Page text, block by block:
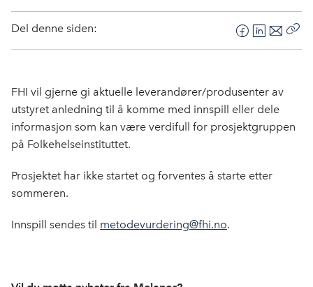
Del denne siden:
F
a
e
b
o
o
L
i
k
e
I
E
-
o
s
FHI vil gjerne gi aktuelle leverandører/produsenter av
utstyret anledning til å komme med innspill eller dele
informasjon som kan være verdifull for prosjektgruppen
på Folkehelseinstituttet.
Prosjektet har ikke startet og forventes å starte etter
sommeren.
Innspill sendes til metodevurdering@fhi.no.